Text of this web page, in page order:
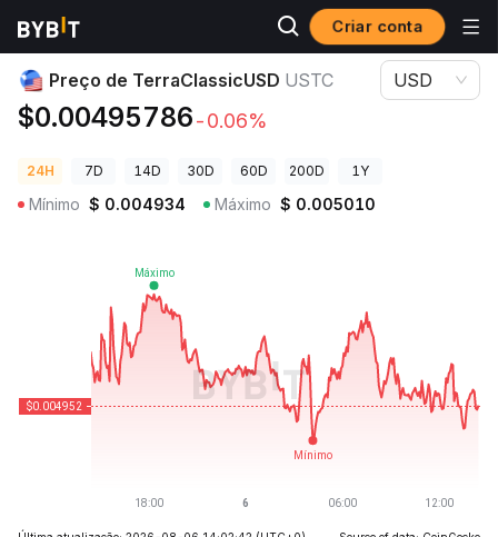
Criar conta
Preços de Criptomoedas Preço de TerraClassicUSD USTC
Preço de TerraClassicUSD USTC
$0.00495786-0.06%
USD
24H 7D 14D 30D 60D 200D 1Y
Mínimo $ 0.004934 Máximo $ 0.005010